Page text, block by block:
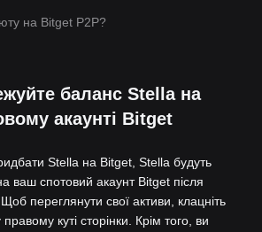
на Bitget P2P?
баланс Stella на
акаунті Bitget
Stella на Bitget, Stella будуть
ваш спотовий акаунт Bitget після
переглянути свої активи, клацніть
куті сторінки. Крім того, ви